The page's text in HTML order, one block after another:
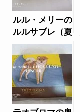
こちらの記